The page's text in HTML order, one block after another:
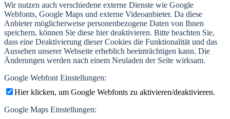
Wir nutzen auch verschiedene externe Dienste wie Google
Webfonts, Google Maps und externe Videoanbieter. Da diese
Anbieter möglicherweise personenbezogene Daten von Ihnen
speichern, können Sie diese hier deaktivieren. Bitte beachten Sie,
dass eine Deaktivierung dieser Cookies die Funktionalität und das
Aussehen unserer Webseite erheblich beeinträchtigen kann. Die
Änderungen werden nach einem Neuladen der Seite wirksam.
Google Webfont Einstellungen:
Hier klicken, um Google Webfonts zu aktivieren/deaktivieren.
Google Maps Einstellungen: